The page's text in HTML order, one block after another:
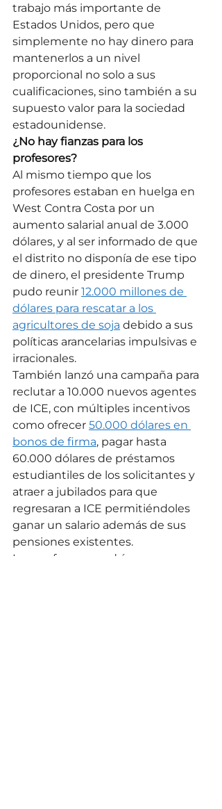
trabajo más importante de
Estados Unidos, pero que
simplemente no hay dinero para
mantenerlos a un nivel
proporcional no solo a sus
cualificaciones, sino también a su
supuesto valor para la sociedad
estadounidense.
¿No hay fianzas para los
profesores?
Al mismo tiempo que los
profesores estaban en huelga en
West Contra Costa por un
aumento salarial anual de 3.000
dólares, y al ser informado de que
el distrito no disponía de ese tipo
de dinero, el presidente Trump
pudo reunir 12.000 millones de
dólares para rescatar a los
agricultores de soja debido a sus
políticas arancelarias impulsivas e
irracionales.
También lanzó una campaña para
reclutar a 10.000 nuevos agentes
de ICE, con múltiples incentivos
como ofrecer 50.000 dólares en
bonos de firma, pagar hasta
60.000 dólares de préstamos
estudiantiles de los solicitantes y
atraer a jubilados para que
regresaran a ICE permitiéndoles
ganar un salario además de sus
pensiones existentes.
Los profesores podrían